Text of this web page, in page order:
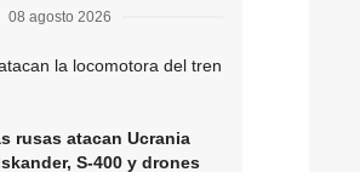
08 agosto 2026
la locomotora del tren
rusas atacan Ucrania
S-400 y drones